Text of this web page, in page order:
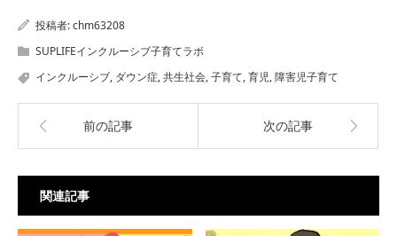
投稿者:chm63208
SUPLIFEインクルーシブ子育てラボ
インクルーシブ, ダウン症,共生社会,子育て,育児,障害児子育て
前の記事 次の記事
関連記事